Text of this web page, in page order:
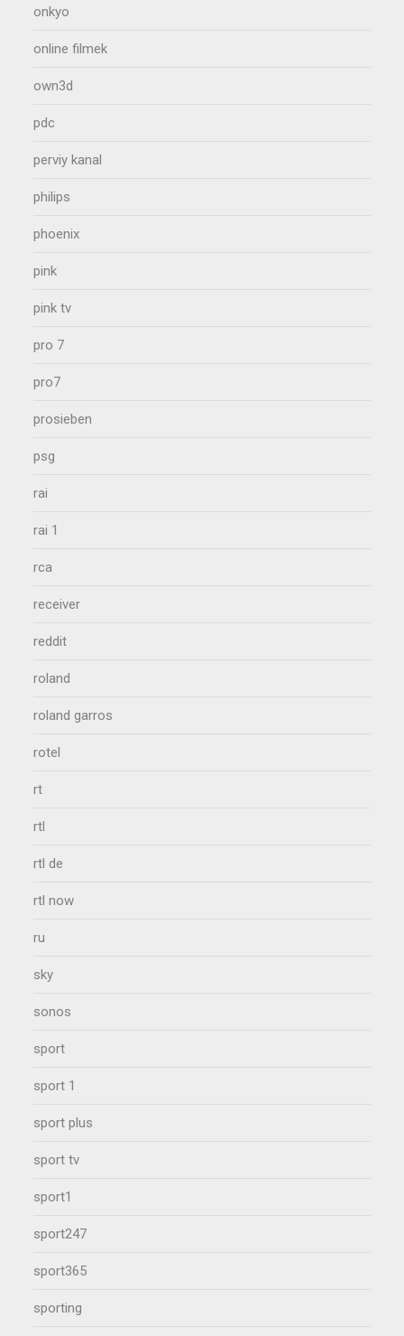
onkyo
online filmek
own3d
pdc
perviy kanal
philips
phoenix
pink
pink tv
pro 7
pro7
prosieben
psg
rai
rai 1
rca
receiver
reddit
roland
roland garros
rotel
rt
rtl
rtl de
rtl now
ru
sky
sonos
sport
sport 1
sport plus
sport tv
sport1
sport247
sport365
sporting